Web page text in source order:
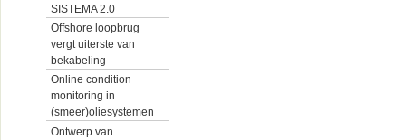
SISTEMA 2.0
Offshore loopbrug
vergt uiterste van
bekabeling
Online condition
monitoring in
(smeer)oliesystemen
Ontwerp van